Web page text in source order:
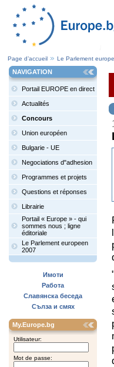
Page d’accueil Le Parlement
NAVIGATION
Portail EUROPE en direct
Actualités
Concours
Union européen
Bulgarie - UE
Negociations d"adhesion
Programmes et projets
Questions et réponses
Librairie
Portail « Europe » - qui
sommes nous ; ligne
éditoriale
Le Parlement europeen
2007
Имоти
Работа
Славянска беседа
Сълза и смях
My.Europe.bg
Utilisateur:
Mot de passe: